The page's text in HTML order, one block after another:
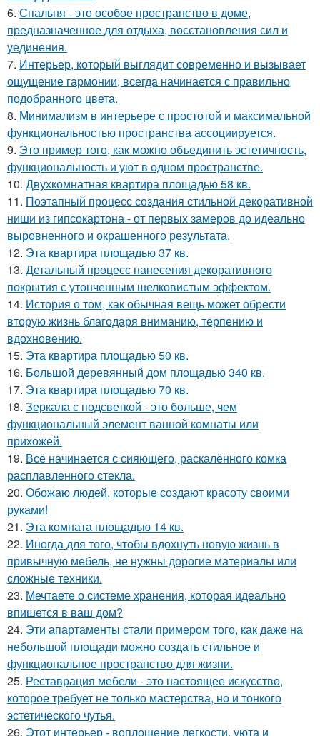
6. Спальня - это особое пространство в доме,
предназначенное для отдыха, восстановления сил и
уединения.
7. Интерьер, который выглядит современно и вызывает
ощущение гармонии, всегда начинается с правильно
подобранного цвета.
8. Минимализм в интерьере с простотой и максимальной
функциональностью пространства ассоциируется.
9. Это пример того, как можно объединить эстетичность,
функциональность и уют в одном пространстве.
10. Двухкомнатная квартира площадью 58 кв.
11. Поэтапный процесс создания стильной декоративной
ниши из гипсокартона - от первых замеров до идеально
выровненного и окрашенного результата.
12. Эта квартира площадью 37 кв.
13. Детальный процесс нанесения декоративного
покрытия с утонченным шелковистым эффектом.
14. История о том, как обычная вещь может обрести
вторую жизнь благодаря вниманию, терпению и
вдохновению.
15. Эта квартира площадью 50 кв.
16. Большой деревянный дом площадью 340 кв.
17. Эта квартира площадью 70 кв.
18. Зеркала с подсветкой - это больше, чем
функциональный элемент ванной комнаты или
прихожей.
19. Всё начинается с сияющего, раскалённого комка
расплавленного стекла.
20. Обожаю людей, которые создают красоту своими
руками!
21. Эта комната площадью 14 кв.
22. Иногда для того, чтобы вдохнуть новую жизнь в
привычную мебель, не нужны дорогие материалы или
сложные техники.
23. Мечтаете о системе хранения, которая идеально
впишется в ваш дом?
24. Эти апартаменты стали примером того, как даже на
небольшой площади можно создать стильное и
функциональное пространство для жизни.
25. Реставрация мебели - это настоящее искусство,
которое требует не только мастерства, но и тонкого
эстетического чутья.
26. Этот интерьер - воплощение легкости, уюта и